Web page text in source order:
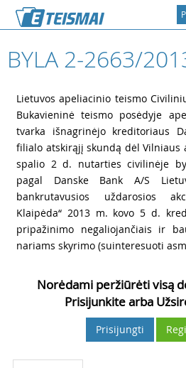
BYLA 2-2663/
Lietuvos apeliacinio teismo
Bukavieninė teismo posėdyje
tvarka išnagrinėjo kreditoriaus
filialo atskirąjį skundą dėl Vilniaus
spalio 2 d. nutarties civilinėje
pagal Danske Bank A/S
bankrutavusios uždarosios
Klaipėda“ 2013 m. kovo 5 d.
pripažinimo negaliojančiais ir
nariams skyrimo (suinteresuoti
Norėdami peržiūrėti visą
Prisijunkite arba
Prisijungti